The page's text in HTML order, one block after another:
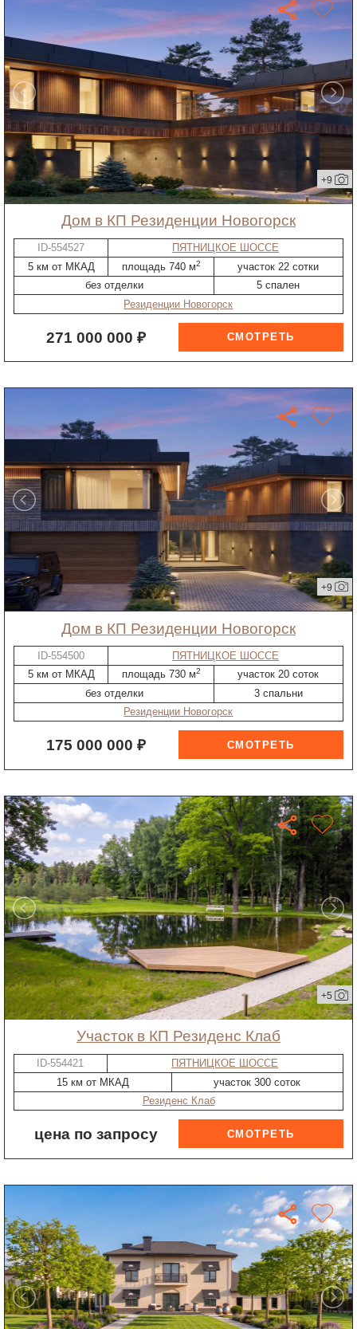
+9
дом в КП Резиденции Новогорск
ID-554527
ПЯТНИЦКОЕ ШОССЕ
5 км от МКАД
площадь 740 м2
участок 22 сотки
без отделки
5 спален
Резиденции Новогорск
271 000 000 ₽
+9
дом в КП Резиденции Новогорск
ID-554500
ПЯТНИЦКОЕ ШОССЕ
5 км от МКАД
площадь 730 м2
участок 20 соток
без отделки
3 спальни
Резиденции Новогорск
175 000 000 ₽
+5
участок в КП Резиденс Клаб
ID-554421
ПЯТНИЦКОЕ ШОССЕ
15 км от МКАД
участок 300 соток
Резиденс Клаб
цена по запросу